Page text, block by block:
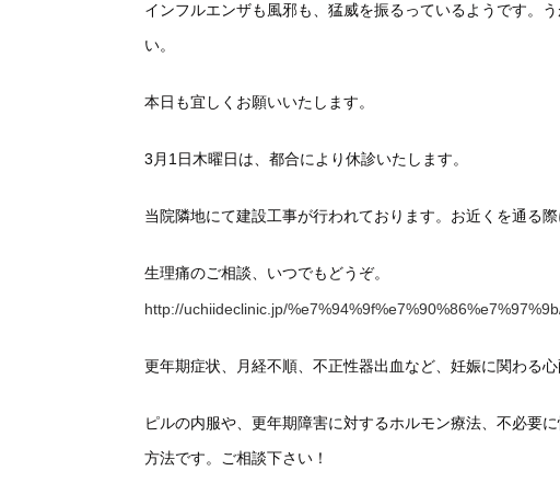
インフルエンザも風邪も、猛威を振るっているようです。
い。
本日も宜しくお願いいたします。
3月1日木曜日は、都合により休診いたします。
当院隣地にて建設工事が行われております。お近くを通る
生理痛のご相談、いつでもどうぞ。
http://uchiideclinic.jp/
更年期症状、月経不順、不正性器出血など、妊娠に関わる
ピルの内服や、更年期障害に対するホルモン療法、不必要
方法です。ご相談下さい！